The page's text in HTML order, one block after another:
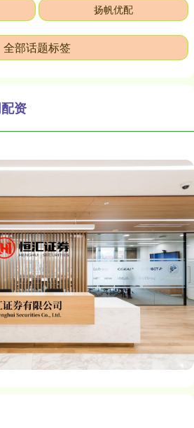
扬帆优配
全部话题标签
资